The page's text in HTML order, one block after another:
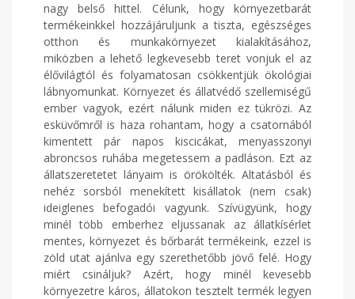
nagy belső hittel. Célunk, hogy környezetbarát
termékeinkkel hozzájáruljunk a tiszta, egészséges
otthon és munkakörnyezet kialakításához,
miközben a lehető legkevesebb teret vonjuk el az
élővilágtól és folyamatosan csökkentjük ökológiai
lábnyomunkat. Környezet és állatvédő szellemiségű
ember vagyok, ezért nálunk miden ez tükrözi. Az
esküvőmről is haza rohantam, hogy a csatornából
kimentett pár napos kiscicákat, menyasszonyi
abroncsos ruhába megetessem a padláson. Ezt az
állatszeretetet lányaim is örökölték. Altatásból és
nehéz sorsból menekített kisállatok (nem csak)
ideiglenes befogadói vagyunk. Szívügyünk, hogy
minél több emberhez eljussanak az állatkísérlet
mentes, környezet és bőrbarát termékeink, ezzel is
zöld utat ajánlva egy szerethetőbb jövő felé. Hogy
miért csináljuk? Azért, hogy minél kevesebb
környezetre káros, állatokon tesztelt termék legyen